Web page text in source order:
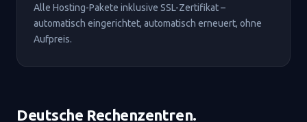
Alle Hosting-Pakete inklusive SSL-Zertifikat –
automatisch eingerichtet, automatisch erneuert, ohne
Aufpreis.
Deutsche Rechenzentren.